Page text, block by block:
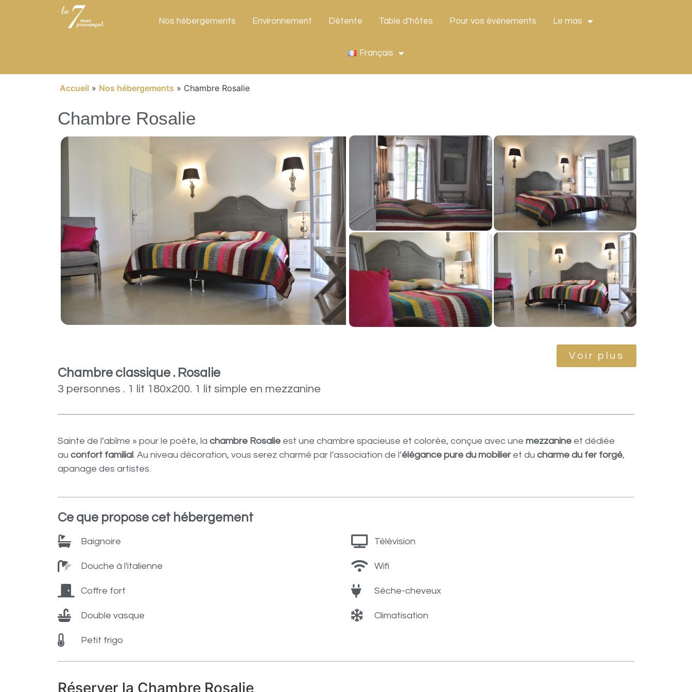
Nos hébergements Environnement Détente Table d’hôtes Pour vos événements Le mas
Français
Accueil » Nos hébergements » Chambre Rosalie
Chambre Rosalie
Voir plus
Chambre classique . Rosalie
3 personnes . 1 lit 180x200. 1 lit simple en mezzanine
Sainte de l’abîme » pour le poète, la chambre Rosalie est une chambre spacieuse et colorée, conçue avec une mezzanine et dédiée
au confort familial. Au niveau décoration, vous serez charmé par l’association de l’élégance pure du mobilieret du charme du fer forgé,
apanage des artistes.
Ce que propose cet hébergement
Baignoire
Douche à l'italienne
Coffre fort
Double vasque
Petit frigo
Télévision
Wifi
Sèche-cheveux
Climatisation
Réserver la Chambre Rosalie